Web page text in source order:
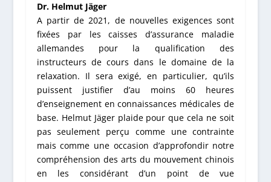
Dr. Helmut Jäger
A partir de 2021, de nouvelles exigences sont
fixées par les caisses d’assurance maladie
allemandes pour la qualification des
instructeurs de cours dans le domaine de la
relaxation. Il sera exigé, en particulier, qu’ils
puissent justifier d’au moins 60 heures
d’enseignement en connaissances médicales de
base. Helmut Jäger plaide pour que cela ne soit
pas seulement perçu comme une contrainte
mais comme une occasion d’approfondir notre
compréhension des arts du mouvement chinois
en les considérant d’un point de vue